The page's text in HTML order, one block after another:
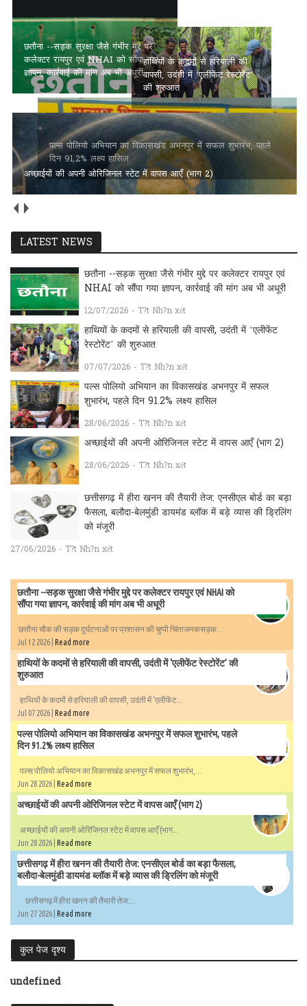
हाथियों के कदमों से हरियाली की
वापसी, उदंती में ‘एलीफेंट रेस्टोरेंट’
की शुरुआत
पल्स पोलियो अभियान का
विकासखंड अभनपुर में सफल
शुभारंभ, पहले दिन 91.2% लक्ष्य
हासिल
अच्छाईयों की अपनी ओरिजिनल स्टेट में वापस आएँ (भाग 2)
LATEST NEWS
छतौना --सड़क सुरक्षा जैसे गंभीर मुद्दे पर कलेक्टर रायपुर एवं
NHAI को सौंपा गया ज्ञापन, कार्रवाई की मांग अब भी अधूरी
12/07/2026 - T?t Nh?n xét
हाथियों के कदमों से हरियाली की वापसी, उदंती में ‘एलीफेंट
रेस्टोरेंट’ की शुरुआत
07/07/2026 - T?t Nh?n xét
पल्स पोलियो अभियान का विकासखंड अभनपुर में सफल
शुभारंभ, पहले दिन 91.2% लक्ष्य हासिल
28/06/2026 - T?t Nh?n xét
अच्छाईयों की अपनी ओरिजिनल स्टेट में वापस आएँ (भाग 2)
28/06/2026 - T?t Nh?n xét
छत्तीसगढ़ में हीरा खनन की तैयारी तेज: एनसीएल बोर्ड का बड़ा
फैसला, बलौदा-बेलमुंडी डायमंड ब्लॉक में बड़े व्यास की ड्रिलिंग
को मंजूरी
27/06/2026 - T?t Nh?n xét
छतौना --सड़क सुरक्षा जैसे गंभीर मुद्दे पर कलेक्टर रायपुर एवं NHAI को
सौंपा गया ज्ञापन, कार्रवाई की मांग अब भी अधूरी
छतौना चौक की सड़क दुर्घटनाओं पर प्रशासन की चुप्पी चिंताजनकसड़क...
Jul 12 2026 | Read more
हाथियों के कदमों से हरियाली की वापसी, उदंती में ‘एलीफेंट रेस्टोरेंट’ की
शुरुआत
हाथियों के कदमों से हरियाली की वापसी, उदंती में ‘एलीफेंट...
Jul 07 2026 | Read more
पल्स पोलियो अभियान का विकासखंड अभनपुर में सफल शुभारंभ, पहले
दिन 91.2% लक्ष्य हासिल
पल्स पोलियो अभियान का विकासखंड अभनपुर में सफल शुभारंभ,...
Jun 28 2026 | Read more
अच्छाईयों की अपनी ओरिजिनल स्टेट में वापस आएँ (भाग 2)
अच्छाईयों की अपनी ओरिजिनल स्टेट में वापस आएँ (भाग...
Jun 28 2026 | Read more
छत्तीसगढ़ में हीरा खनन की तैयारी तेज: एनसीएल बोर्ड का बड़ा फैसला,
बलौदा-बेलमुंडी डायमंड ब्लॉक में बड़े व्यास की ड्रिलिंग को मंजूरी
छत्तीसगढ़ में हीरा खनन की तैयारी तेज:...
Jun 27 2026 | Read more
कुल पेज दृश्य
undefined